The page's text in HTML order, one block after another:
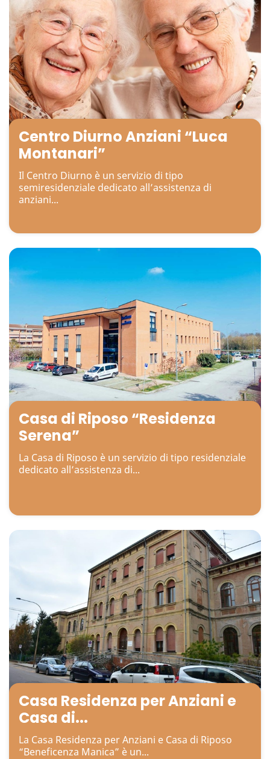
Centro Diurno Anziani “Luca
Montanari”
Il Centro Diurno è un servizio di tipo
semiresidenziale dedicato all’assistenza di
anziani...
Casa di Riposo “Residenza
Serena”
La Casa di Riposo è un servizio di tipo residenziale
dedicato all’assistenza di...
Casa Residenza per Anziani e
Casa di...
La Casa Residenza per Anziani e Casa di Riposo
“Beneficenza Manica” è un...